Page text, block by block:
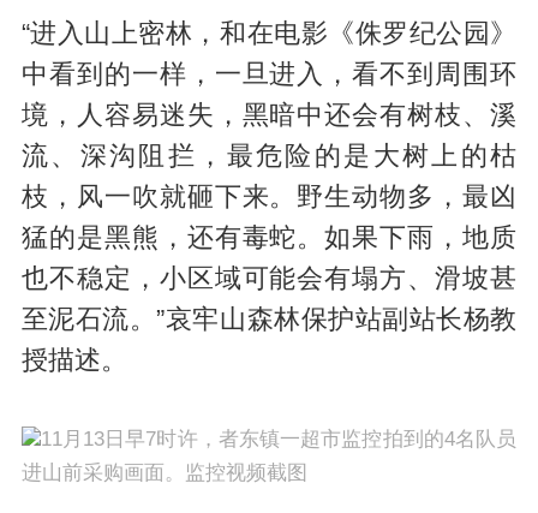
“进入山上密林，和在电影《侏罗纪公园》
中看到的一样，一旦进入，看不到周围环
境，人容易迷失，黑暗中还会有树枝、溪
流、深沟阻拦，最危险的是大树上的枯
枝，风一吹就砸下来。野生动物多，最凶
猛的是黑熊，还有毒蛇。如果下雨，地质
也不稳定，小区域可能会有塌方、滑坡甚
至泥石流。”哀牢山森林保护站副站长杨教
授描述。
11月13日早7时许，者东镇一超市监控拍到的4名队员
进山前采购画面。监控视频截图